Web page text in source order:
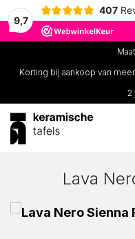
9,7
407
Korting bij aankoop van
2
Lava